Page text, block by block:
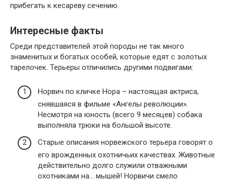
прибегать к кесареву сечению.
Интересные факты
Среди представителей этой породы не так много
знаменитых и богатых особей, которые едят с золотых
тарелочек. Терьеры отличились другими подвигами:
Норвич по кличке Нора – настоящая актриса,
снявшаяся в фильме «Ангелы революции».
Несмотря на юность (всего 9 месяцев) собака
выполняла трюки на большой высоте.
Старые описания норвежского терьера говорят о
его врожденных охотничьих качествах. Животные
действительно долго служили отважными
охотниками на… мышей! Норвичи смело